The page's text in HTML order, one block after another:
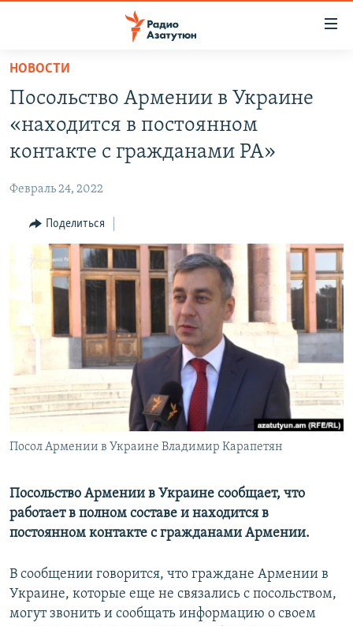
Перейти
основному
содержанию
основной
навигации
Перейти
ЭКОНОМИКА
РЕГИОН
НАГОРНЫЙ КАРАБАХ
КУЛЬТУРА
СПОРТ
АРХИВ
Հայերեն
English
Русский
НОВОСТИ
Посольство Армении в Украине
«находится в постоянном
контакте с гражданами РА»
Февраль 24, 2022
Поделиться
Посол Армении в Украине Владимир Карапетян
Посольство Армении в Украине сообщает, что
работает в полном составе и находится в
постоянном контакте с гражданами Армении.
В сообщении говорится, что граждане Армении в
Украине, которые еще не связались с посольством,
могут звонить и сообщать информацию о своем